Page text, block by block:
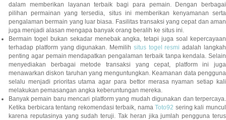
dalam memberikan layanan terbaik bagi para pemain. Dengan berbagai
pilihan permainan yang tersedia, situs ini memberikan kenyamanan serta
pengalaman bermain yang luar biasa. Fasilitas transaksi yang cepat dan aman
juga menjadi alasan mengapa banyak orang beralih ke situs ini.
Bermain togel bukan sekadar menebak angka, tetapi juga soal kepercayaan
terhadap platform yang digunakan. Memilih situs togel resmi adalah langkah
penting agar pemain mendapatkan pengalaman terbaik tanpa kendala. Selain
menyediakan berbagai metode transaksi yang cepat, platform ini juga
menawarkan diskon taruhan yang menguntungkan. Keamanan data pengguna
selalu menjadi prioritas utama agar para bettor merasa nyaman setiap kali
melakukan pemasangan angka keberuntungan mereka.
Banyak pemain baru mencari platform yang mudah digunakan dan terpercaya.
Ketika berbicara tentang rekomendasi terbaik, namaToto92 sering kali muncul
karena reputasinya yang sudah teruji. Tak heran jika jumlah pengguna terus